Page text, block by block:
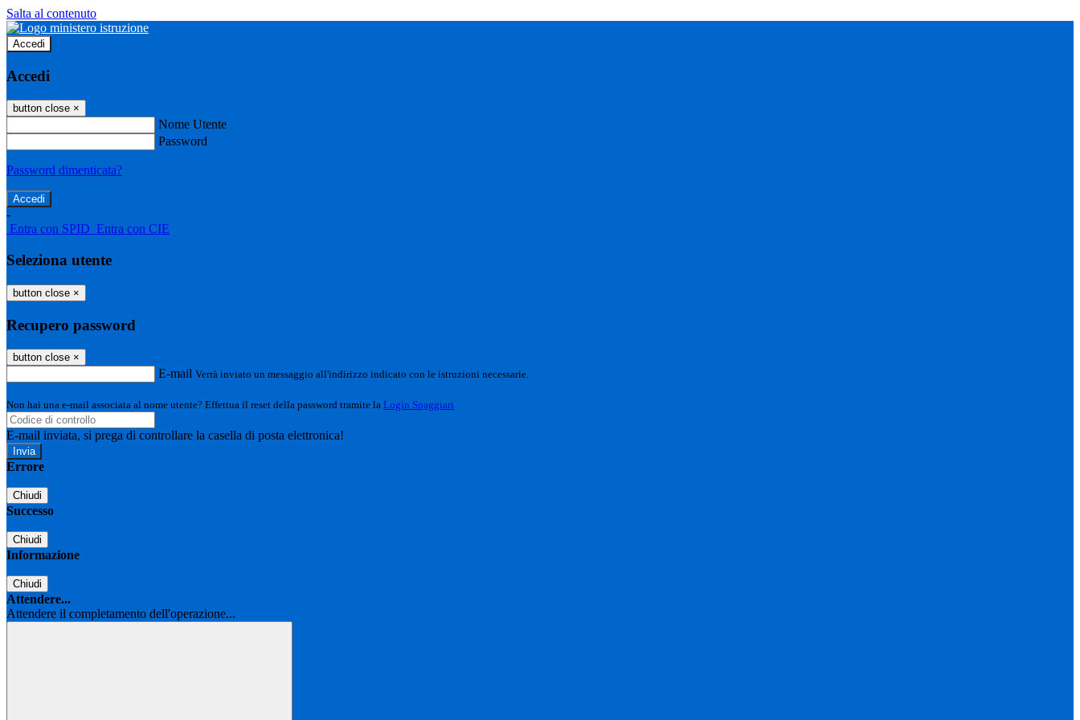
Salta al contenuto
Accedi
Accedi
button close ×
Nome Utente
Password
Password dimenticata?
-
Entra con SPID Entra con CIE
Seleziona utente
button close ×
Recupero password
button close ×
E-mail Verrà inviato un messaggio all'indirizzo indicato con le istruzioni necessarie.
Non hai una e-mail associata al nome utente? Effettua il reset della password tramite la Login Spaggiari
E-mail inviata, si prega di controllare la casella di posta elettronica!
Errore
Chiudi
Successo
Chiudi
Informazione
Chiudi
Attendere...
Attendere il completamento dell'operazione...